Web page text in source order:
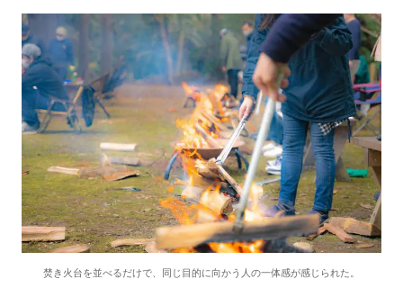
焚き火台を並べるだけで、同じ目的に向かう人の一体感が感じられた。